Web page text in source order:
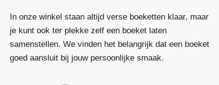
In onze winkel staan altijd verse boeketten klaar, maar
je kunt ook ter plekke zelf een boeket laten
samenstellen. We vinden het belangrijk dat een boeket
goed aansluit bij jouw persoonlijke smaak.